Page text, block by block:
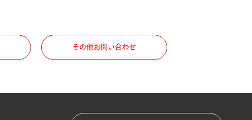
その他お問い合わせ